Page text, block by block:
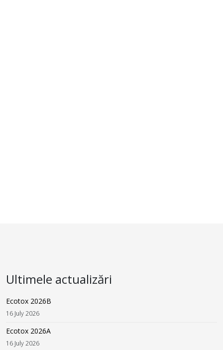
Ultimele actualizări
Ecotox 2026B
16 July 2026
Ecotox 2026A
16 July 2026